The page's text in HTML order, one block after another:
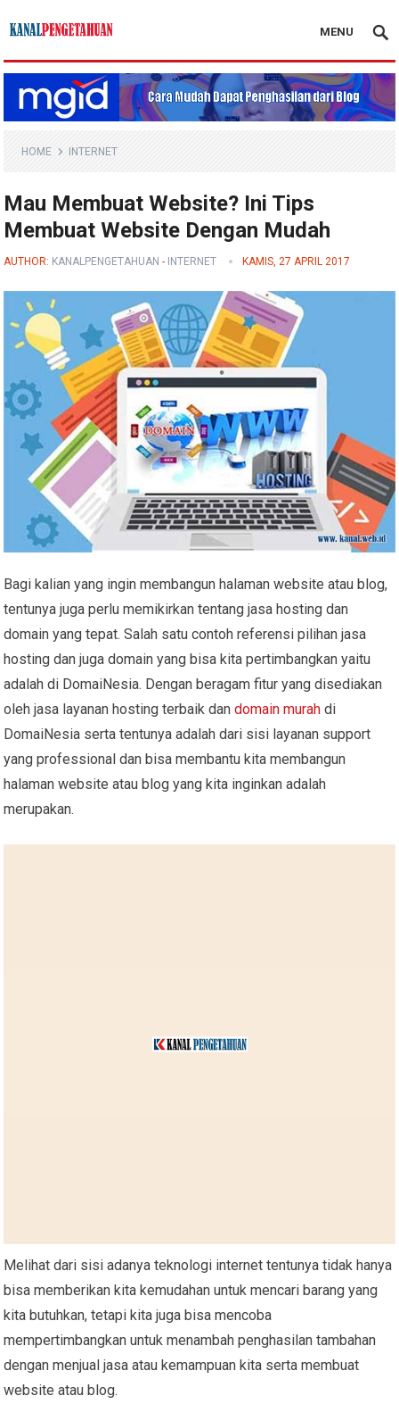
Kanal Pengetahuan
MENU
HOME INTERNET
Mau Membuat Website? Ini Tips
Membuat Website Dengan Mudah
AUTHOR: KANALPENGETAHUAN - INTERNET KAMIS, 27 APRIL 2017
Bagi kalian yang ingin membangun halaman website atau blog,
tentunya juga perlu memikirkan tentang jasa hosting dan
domain yang tepat. Salah satu contoh referensi pilihan jasa
hosting dan juga domain yang bisa kita pertimbangkan yaitu
adalah di DomaiNesia. Dengan beragam fitur yang disediakan
oleh jasa layanan hosting terbaik dandomain murah di
DomaiNesia serta tentunya adalah dari sisi layanan support
yang professional dan bisa membantu kita membangun
halaman website atau blog yang kita inginkan adalah
merupakan.
Melihat dari sisi adanya teknologi internet tentunya tidak hanya
bisa memberikan kita kemudahan untuk mencari barang yang
kita butuhkan, tetapi kita juga bisa mencoba
mempertimbangkan untuk menambah penghasilan tambahan
dengan menjual jasa atau kemampuan kita serta membuat
website atau blog.